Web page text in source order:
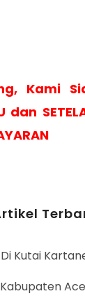
Kami
dan
Kutai